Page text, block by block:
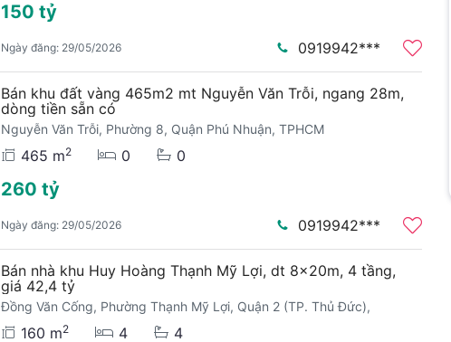
150 tỷ
Ngày đăng: 29/05/2026 0919942***
Bán khu đất vàng 465m2 mt Nguyễn Văn Trỗi, ngang 28m,
dòng tiền sẵn có
Nguyễn Văn Trỗi, Phường 8, Quận Phú Nhuận, TPHCM
465 m2 0 0
260 tỷ
Ngày đăng: 29/05/2026 0919942***
Bán nhà khu Huy Hoàng Thạnh Mỹ Lợi, dt 8x20m, 4 tầng,
giá 42,4 tỷ
Đồng Văn Cống, Phường Thạnh Mỹ Lợi, Quận 2 (TP. Thủ Đức),
160 m2 4 4